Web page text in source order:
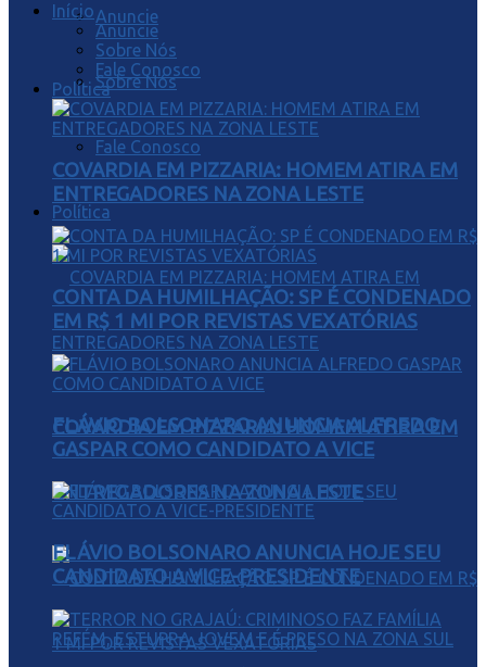
Anuncie
Sobre Nós
Fale Conosco
Política
COVARDIA EM PIZZARIA: HOMEM ATIRA EM
ENTREGADORES NA ZONA LESTE
Início
Anuncie
Sobre Nós
Fale Conosco
Política
COVARDIA EM PIZZARIA: HOMEM ATIRA EM
ENTREGADORES NA ZONA LESTE
CONTA DA HUMILHAÇÃO: SP É CONDENADO
EM R$ 1 MI POR REVISTAS VEXATÓRIAS
FLÁVIO BOLSONARO ANUNCIA ALFREDO
GASPAR COMO CANDIDATO A VICE
FLÁVIO BOLSONARO ANUNCIA HOJE SEU
CANDIDATO A VICE-PRESIDENTE